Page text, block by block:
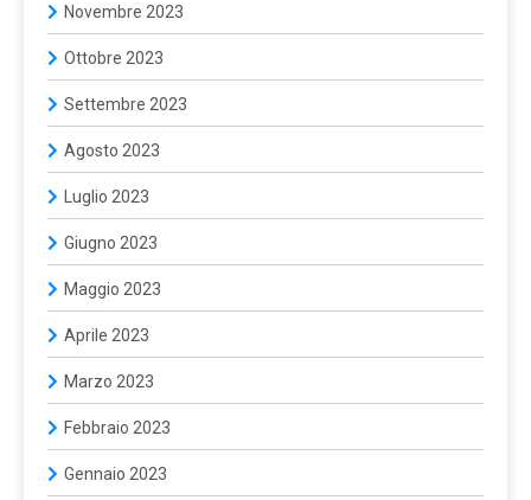
Novembre 2023
Ottobre 2023
Settembre 2023
Agosto 2023
Luglio 2023
Giugno 2023
Maggio 2023
Aprile 2023
Marzo 2023
Febbraio 2023
Gennaio 2023